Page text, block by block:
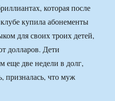
которая после
купила абонементы
для своих троих детей,
долларов. Дети
еще две недели в долг,
призналась, что муж